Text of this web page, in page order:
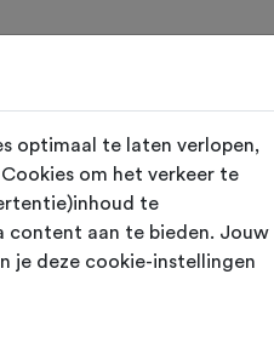
optimaal te laten verlopen,
om het verkeer te
te
content aan te bieden. Jouw
je deze cookie-instellingen